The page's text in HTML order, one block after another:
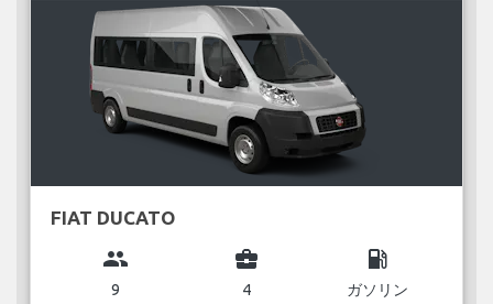
FIAT DUCATO
group
9
business_center
4
local_gas_station
ガソリン